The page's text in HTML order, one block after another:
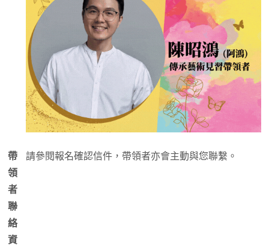
帶
領
者
聯
絡
資
請參閱報名確認信件，帶領者亦會主動與您聯繫。